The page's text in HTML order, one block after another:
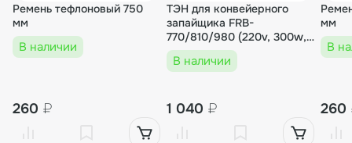
Ремень тефлоновый 750
мм
В наличии
260 ₽
ТЭН для конвейерного
запайщика FRB-
770/810/980 (220v, 300w,
L95мм, d12mm)
В наличии
1 040 ₽
мм
В
260